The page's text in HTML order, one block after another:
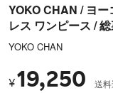
YOKO CHAN / ヨ
レス ワンピース /
YOKO CHAN
¥19,250 送